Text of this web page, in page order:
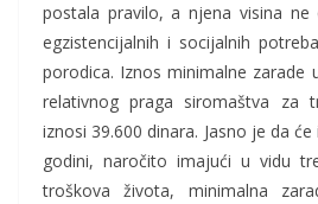
postala pravilo, a njena visina ne
egzistencijalnih i socijalnih
porodica. Iznos minimalne zarade
relativnog praga siromaštva za
iznosi 39.600 dinara. Jasno je da
godini, naročito imajući u vidu
troškova života, minimalna